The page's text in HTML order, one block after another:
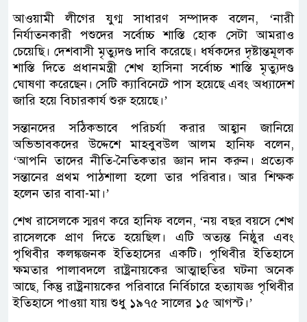
আওয়ামী লীগের যুগ্ম সাধারণ সম্পাদক বলেন, ‘নারী
নির্যাতনকারী পশুদের সর্বোচ্চ শাস্তি হোক সেটা আমরাও
চেয়েছি। দেশবাসী মৃত্যুদণ্ড দাবি করেছে। ধর্ষকদের দৃষ্টান্তমূলক
শাস্তি দিতে প্রধানমন্ত্রী শেখ হাসিনা সর্বোচ্চ শাস্তি মৃত্যুদণ্ড
ঘোষণা করেছেন। সেটি ক্যাবিনেটে পাস হয়েছে এবং অধ্যাদেশ
জারি হয়ে বিচারকার্য শুরু হয়েছে।’
সন্তানদের সঠিকভাবে পরিচর্যা করার আহ্বান জানিয়ে
অভিভাবকদের উদ্দেশে মাহবুবউল আলম হানিফ বলেন,
‘আপনি তাদের নীতি-নৈতিকতার জ্ঞান দান করুন। প্রত্যেক
সন্তানের প্রথম পাঠশালা হলো তার পরিবার। আর শিক্ষক
হলেন তার বাবা-মা।’
শেখ রাসেলকে স্মরণ করে হানিফ বলেন, ‘নয় বছর বয়সে শেখ
রাসেলকে প্রাণ দিতে হয়েছিল। এটি অত্যন্ত নিষ্ঠুর এবং
পৃথিবীর কলঙ্কজনক ইতিহাসের একটি। পৃথিবীর ইতিহাসে
ক্ষমতার পালাবদলে রাষ্ট্রনায়কের আত্মাহুতির ঘটনা অনেক
আছে, কিন্তু রাষ্ট্রনায়কের পরিবারে নির্বিচারে হত্যাযজ্ঞ পৃথিবীর
ইতিহাসে পাওয়া যায় শুধু ১৯৭৫ সালের ১৫ আগস্ট।’